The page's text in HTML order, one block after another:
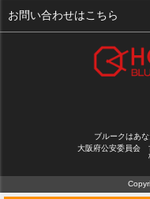
お客様の声
お気に入り
会社概要
お問い合わせはこちら
ブルークはあ
大阪府公安委員